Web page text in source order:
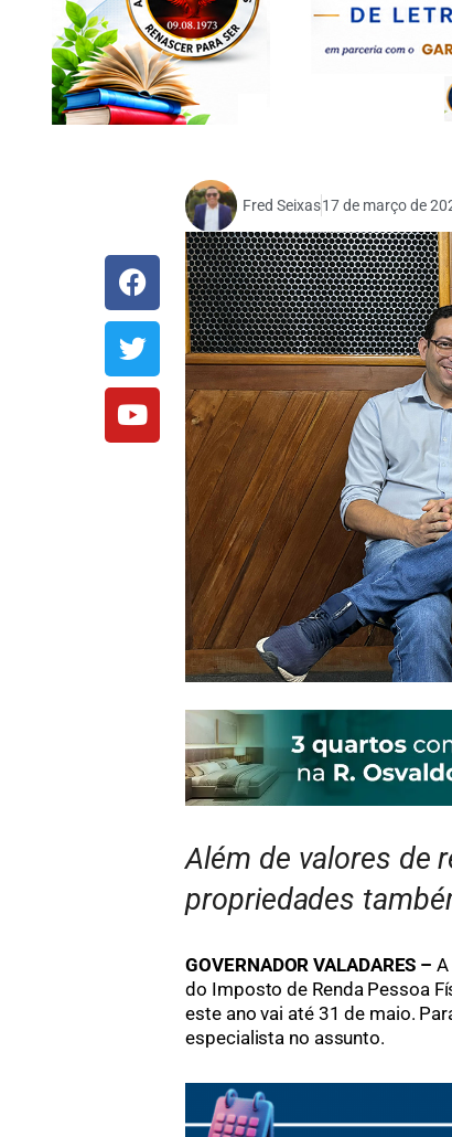
Fred Seixas17 de março de
Além de valores de
propriedades
GOVERNADOR VALADARES – A
do Imposto de Renda Pessoa
este ano vai até 31 de maio.
especialista no assunto.